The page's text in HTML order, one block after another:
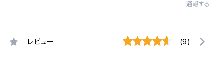
通報する
レビュー (9)